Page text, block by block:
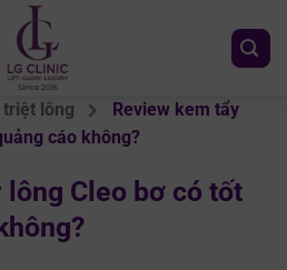
lông
Review kem tẩy
cáo không?
lông Cleo bơ có tốt